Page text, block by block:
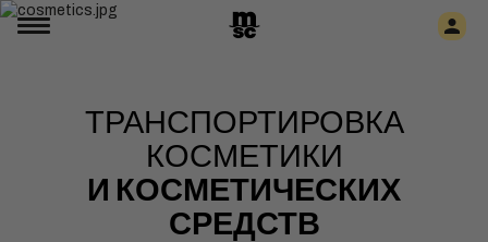
ТРАНСПОРТИРОВКА
КОСМЕТИКИ
И КОСМЕТИЧЕСКИХ
СРЕДСТВ